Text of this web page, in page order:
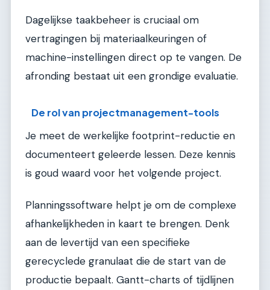
Dagelijkse taakbeheer is cruciaal om
vertragingen bij materiaalkeuringen of
machine-instellingen direct op te vangen. De
afronding bestaat uit een grondige evaluatie.
De rol van projectmanagement-tools
Je meet de werkelijke footprint-reductie en
documenteert geleerde lessen. Deze kennis
is goud waard voor het volgende project.
Planningssoftware helpt je om de complexe
afhankelijkheden in kaart te brengen. Denk
aan de levertijd van een specifieke
gerecyclede granulaat die de start van de
productie bepaalt. Gantt-charts of tijdlijnen